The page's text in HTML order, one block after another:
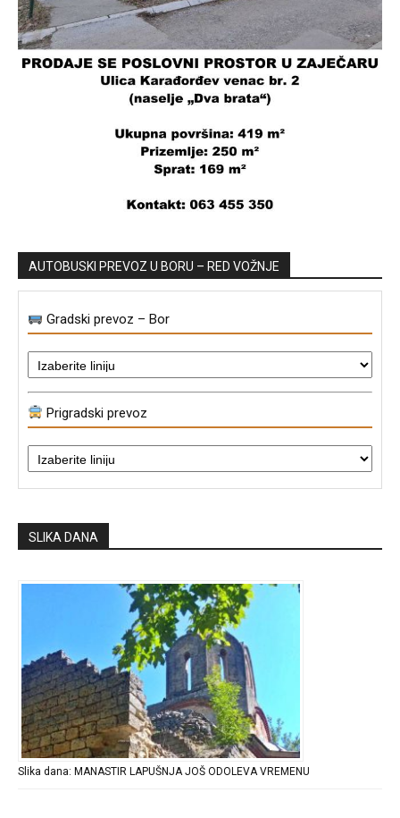
AUTOBUSKI PREVOZ U BORU – RED VOŽNJE
Gradski prevoz – Bor
Prigradski prevoz
SLIKA DANA
Slika dana: MANASTIR LAPUŠNJA JOŠ ODOLEVA VREMENU